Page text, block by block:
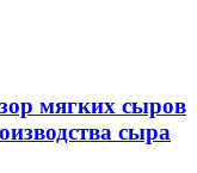
мягких сыров
сыра